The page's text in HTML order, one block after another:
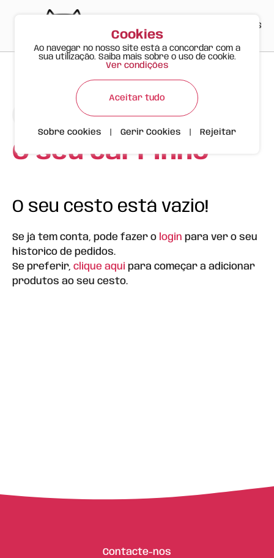
ES
O seu carrinho
Continuar a comprar
O seu cesto está vazio!
Se já tem conta, pode fazer o login para ver o seu
historico de pedidos.
Se preferir, clique aqui para começar a adicionar
produtos ao seu cesto.
Contacte-nos
Cookies
Ao navegar no nosso site está a concordar com a
sua utilização. Saiba mais sobre o uso de cookie.
Ver condições
Aceitar tudo
Sobre cookies Gerir Cookies Rejeitar